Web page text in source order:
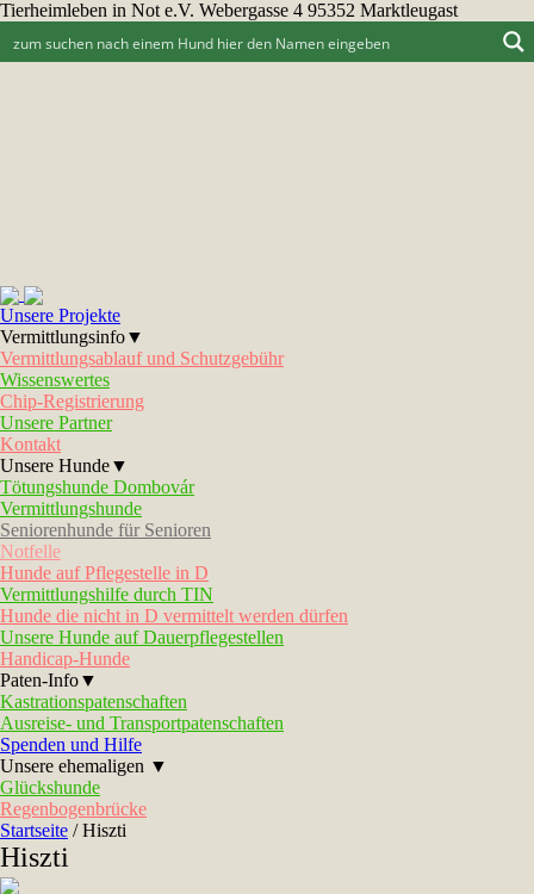
Tierheimleben in Not e.V. Webergasse 4 95352 Marktleugast
Unsere Projekte
Vermittlungsinfo▼
Vermittlungsablauf und Schutzgebühr
Wissenswertes
Chip-Registrierung
Unsere Partner
Kontakt
Unsere Hunde▼
Tötungshunde Dombovár
Vermittlungshunde
Seniorenhunde für Senioren
Notfelle
Hunde auf Pflegestelle in D
Vermittlungshilfe durch TIN
Hunde die nicht in D vermittelt werden dürfen
Unsere Hunde auf Dauerpflegestellen
Handicap-Hunde
Paten-Info▼
Kastrationspatenschaften
Ausreise- und Transportpatenschaften
Spenden und Hilfe
Unsere ehemaligen ▼
Glückshunde
Regenbogenbrücke
Startseite /Hiszti
Hiszti